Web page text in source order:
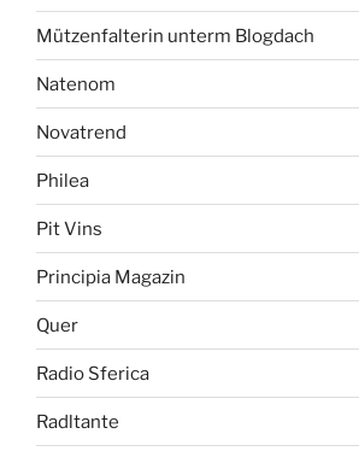
Mützenfalterin unterm Blogdach
Natenom
Novatrend
Philea
Pit Vins
Principia Magazin
Quer
Radio Sferica
Radltante